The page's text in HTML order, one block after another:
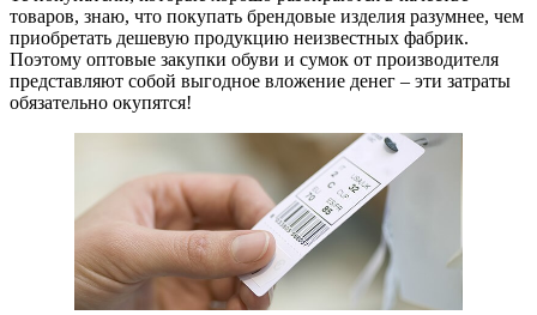
товаров, знаю, что покупать брендовые изделия разумнее, чем
приобретать дешевую продукцию неизвестных фабрик.
Поэтому оптовые закупки обуви и сумок от производителя
представляют собой выгодное вложение денег – эти затраты
обязательно окупятся!